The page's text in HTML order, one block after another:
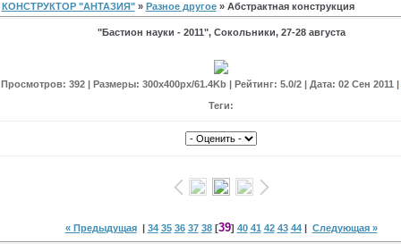
КОНСТРУКТОР "АНТАЗИЯ"» Разное другое» Абстрактная конструкция
"Бастион науки - 2011", Сокольники, 27-28 августа
Просмотров: 392 | Размеры: 300x400px/61.4Kb | Рейтинг: 5.0/2 | Дата: 02 Сен 2011 |
Теги:
« Предыдущая| 34 35 36 37 38[39] 40 41 42 43 44| Следующая »